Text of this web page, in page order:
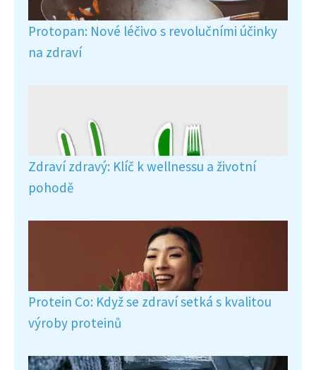
Protopan: Nové léčivo s revolučními účinky
na zdraví
Zdraví zdravý: Klíč k wellnessu a životní
pohodě
Protein Co: Když se zdraví setká s kvalitou
výroby proteinů